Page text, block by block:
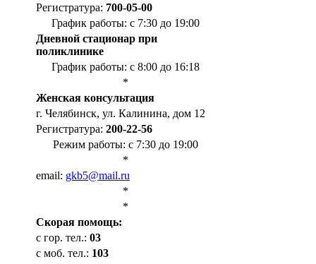
Регистратура: 700-05-00
График работы: с 7:30 до 19:00
Дневной стационар при
поликлинике
График работы: с 8:00 до 16:18
*
Женская консультация
г. Челябинск, ул. Калинина, дом 12
Регистратура: 200-22-56
Режим работы: с 7:30 до 19:00
*
email: gkb5@mail.ru
*
*
Cкорая помощь:
с гор. тел.: 03
с моб. тел.: 103